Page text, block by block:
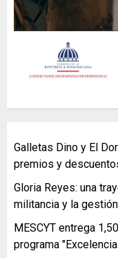
Galletas Dino y El
premios y
Gloria Reyes: una
militancia y la
MESCYT entrega
programa